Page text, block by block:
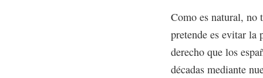
Como es natural, no
pretende es evitar la
derecho que los
décadas mediante